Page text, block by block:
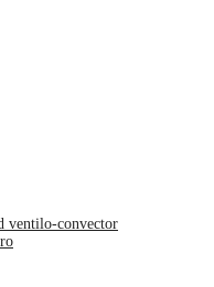
ventilo-convector